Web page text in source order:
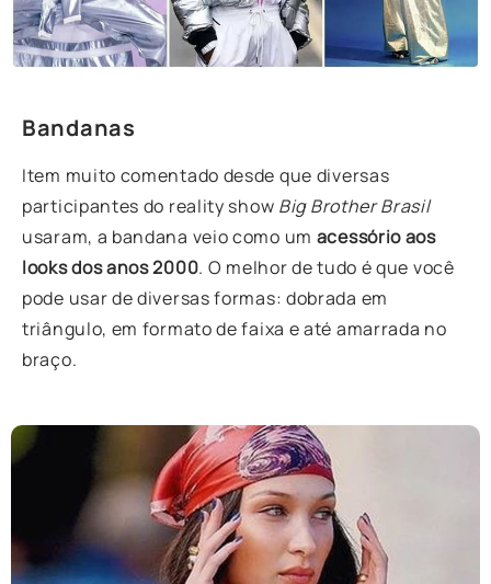
Bandanas
Item muito comentado desde que diversas
participantes do reality show Big Brother Brasil
usaram, a bandana veio como um acessório aos
looks dos anos 2000. O melhor de tudo é que você
pode usar de diversas formas: dobrada em
triângulo, em formato de faixa e até amarrada no
braço.